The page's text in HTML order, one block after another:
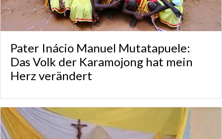
Pater Inácio Manuel Mutatapuele:
Das Volk der Karamojong hat mein
Herz verändert